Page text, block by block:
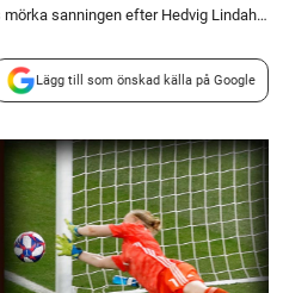
Nu avslöjas mörka sanningen efter Hedvig Lindahls mäktiga VM-straffräddning – hon blev dödshotad
Lägg till som önskad källa på Google